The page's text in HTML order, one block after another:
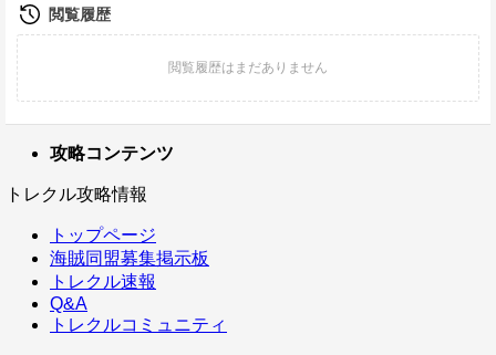
攻略コンテンツ
トレクル攻略情報
トップページ
海賊同盟募集掲示板
トレクル速報
Q&A
トレクルコミュニティ